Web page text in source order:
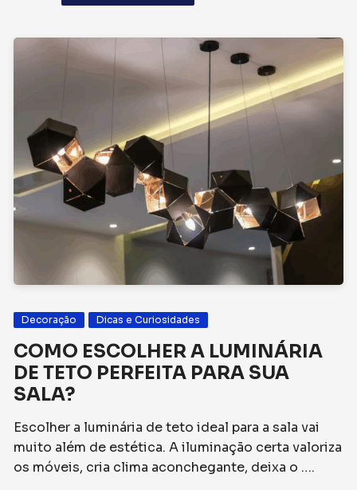
Decoração Dicas e Curiosidades
COMO ESCOLHER A LUMINÁRIA
DE TETO PERFEITA PARA SUA
SALA?
Escolher a luminária de teto ideal para a sala vai
muito além de estética. A iluminação certa valoriza
os móveis, cria clima aconchegante, deixa o ….